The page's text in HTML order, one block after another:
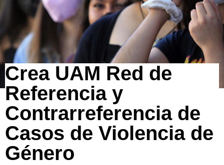
Crea UAM Red de
Referencia y
Contrarreferencia de
Casos de Violencia de
Género